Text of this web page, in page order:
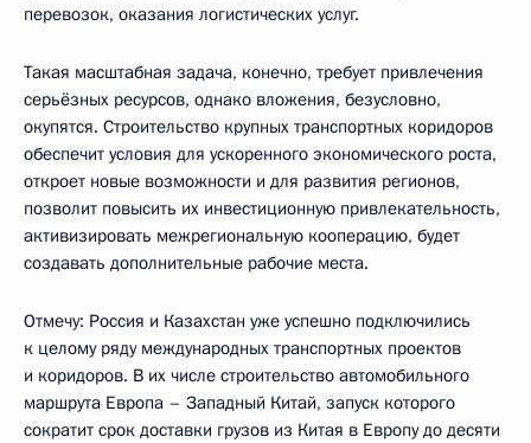
перевозок, оказания логистических услуг.
Такая масштабная задача, конечно, требует привлечения
серьёзных ресурсов, однако вложения, безусловно,
окупятся. Строительство крупных транспортных коридоров
обеспечит условия для ускоренного экономического роста,
откроет новые возможности и для развития регионов,
позволит повысить их инвестиционную привлекательность,
активизировать межрегиональную кооперацию, будет
создавать дополнительные рабочие места.
Отмечу: Россия и Казахстан уже успешно подключились
к целому ряду международных транспортных проектов
и коридоров. В их числе строительство автомобильного
маршрута Европа – Западный Китай, запуск которого
сократит срок доставки грузов из Китая в Европу до десяти